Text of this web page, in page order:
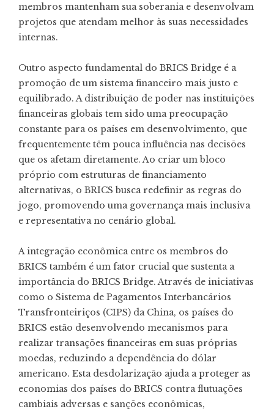
membros mantenham sua soberania e desenvolvam
projetos que atendam melhor às suas necessidades
internas.
Outro aspecto fundamental do BRICS Bridge é a
promoção de um sistema financeiro mais justo e
equilibrado. A distribuição de poder nas instituições
financeiras globais tem sido uma preocupação
constante para os países em desenvolvimento, que
frequentemente têm pouca influência nas decisões
que os afetam diretamente. Ao criar um bloco
próprio com estruturas de financiamento
alternativas, o BRICS busca redefinir as regras do
jogo, promovendo uma governança mais inclusiva
e representativa no cenário global.
A integração econômica entre os membros do
BRICS também é um fator crucial que sustenta a
importância do BRICS Bridge. Através de iniciativas
como o Sistema de Pagamentos Interbancários
Transfronteiriços (CIPS) da China, os países do
BRICS estão desenvolvendo mecanismos para
realizar transações financeiras em suas próprias
moedas, reduzindo a dependência do dólar
americano. Esta desdolarização ajuda a proteger as
economias dos países do BRICS contra flutuações
cambiais adversas e sanções econômicas,